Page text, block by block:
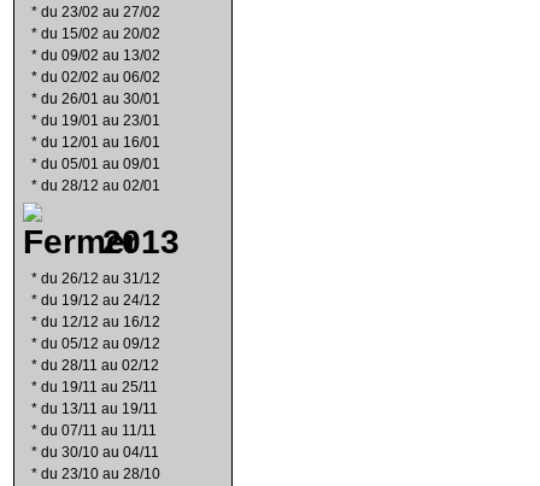
* du 23/02 au 27/02
* du 15/02 au 20/02
* du 09/02 au 13/02
* du 02/02 au 06/02
* du 26/01 au 30/01
* du 19/01 au 23/01
* du 12/01 au 16/01
* du 05/01 au 09/01
* du 28/12 au 02/01
2013
* du 26/12 au 31/12
* du 19/12 au 24/12
* du 12/12 au 16/12
* du 05/12 au 09/12
* du 28/11 au 02/12
* du 19/11 au 25/11
* du 13/11 au 19/11
* du 07/11 au 11/11
* du 30/10 au 04/11
* du 23/10 au 28/10